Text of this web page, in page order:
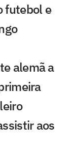
futebol e
alemã a
aos